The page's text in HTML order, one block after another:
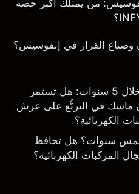
من يمتلك أكبر حصة
وصناع القرار في إنفوسيس؟
سهم تسلا خلال 5 سنوات: هل تستمر
ماسك في التربُّع على عرش
الكهربائية؟
سنوات؟ هل تحافظ
المركبات الكهربائية؟